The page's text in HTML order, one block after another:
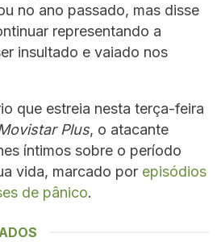
no ano passado, mas disse
representando a
insultado e vaiado nos
que estreia nesta terça-feira
Plus, o atacante
íntimos sobre o período
vida, marcado por episódios
de pânico.